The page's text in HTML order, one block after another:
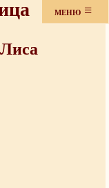
МЕНЮ ≡